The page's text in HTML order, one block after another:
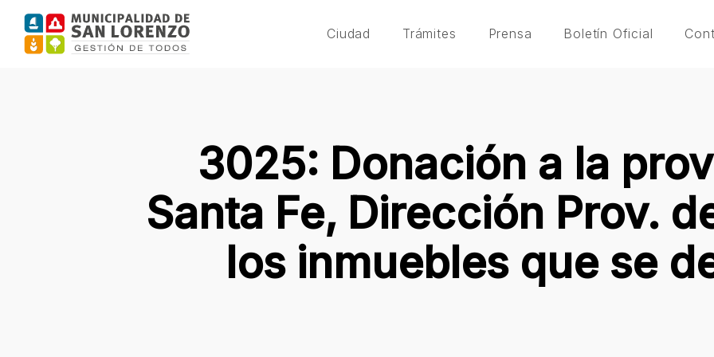
Skip
main
Ciudad Trámites Prensa Boletín Oficial
3025: Donación a la
Santa Fe, Dirección Prov.
los inmuebles que se